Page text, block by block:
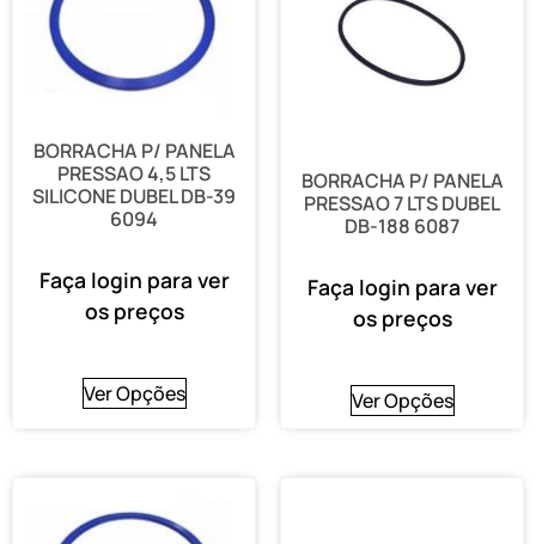
BORRACHA P/ PANELA
PRESSAO 4,5 LTS
SILICONE DUBEL DB-39
6094
Faça login para ver
os preços
Ver Opções
BORRACHA P/ PANELA
PRESSAO 7 LTS DUBEL
DB-188 6087
Faça login para ver
os preços
Ver Opções